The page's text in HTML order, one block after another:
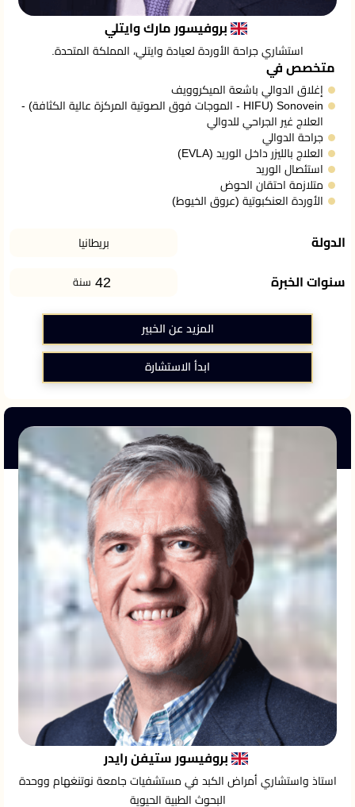
بروفيسور مارك وايتلي
استشاري جراحة الأوردة لعيادة وايتلي، المملكة المتحدة.
متخصص في
إغلاق الدوالي باشعة الميكروويف
Sonovein (HIFU - الموجات فوق الصوتية المركزة عالية الكثافة) -
العلاج غير الجراحي للدوالي
جراحة الدوالي
العلاج بالليزر داخل الوريد (EVLA)
استئصال الوريد
متلازمة احتقان الحوض
الأوردة العنكبوتية (عروق الخيوط)
الدولة بريطانيا
سنوات الخبرة 42 سنة
المزيد عن الخبير
ابدأ الاستشارة
بروفيسور ستيفن رايدر
استاذ واستشاري أمراض الكبد في مستشفيات جامعة نوتنغهام ووحدة
البحوث الطبية الحيوية